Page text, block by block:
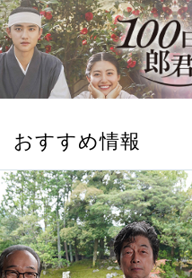
おすすめ情報